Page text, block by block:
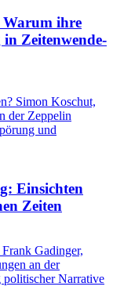
Warum ihre
Zeitenwende-
Simon Koschut,
der Zeppelin
und
Einsichten
Zeiten
Gadinger,
an der
Narrative